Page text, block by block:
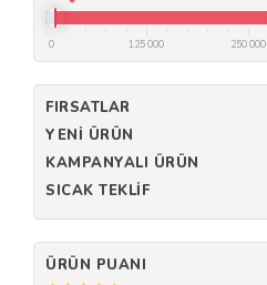
0 125 000 250 000
FIRSATLAR
YENI ÜRÜN
KAMPANYALI ÜRÜN
SICAK TEKLIF
ÜRÜN PUANI